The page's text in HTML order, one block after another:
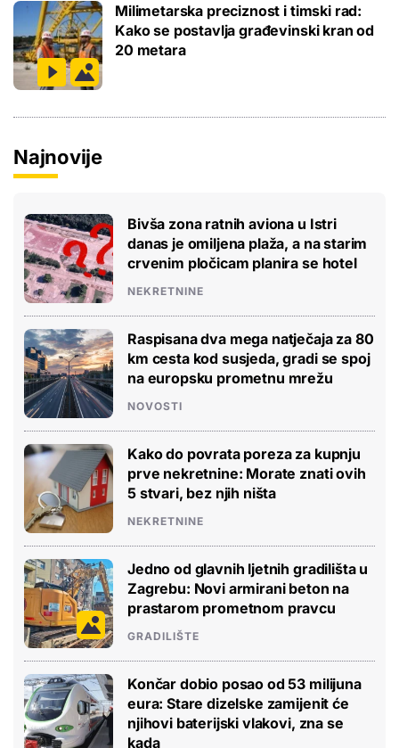
Milimetarska preciznost i timski rad:
Kako se postavlja građevinski kran od
20 metara
Najnovije
Bivša zona ratnih aviona u Istri
danas je omiljena plaža, a na starim
crvenim pločicam planira se hotel
NEKRETNINE
Raspisana dva mega natječaja za 80
km cesta kod susjeda, gradi se spoj
na europsku prometnu mrežu
NOVOSTI
Kako do povrata poreza za kupnju
prve nekretnine: Morate znati ovih
5 stvari, bez njih ništa
NEKRETNINE
Jedno od glavnih ljetnih gradilišta u
Zagrebu: Novi armirani beton na
prastarom prometnom pravcu
GRADILIŠTE
Končar dobio posao od 53 milijuna
eura: Stare dizelske zamijenit će
njihovi baterijski vlakovi, zna se
kada